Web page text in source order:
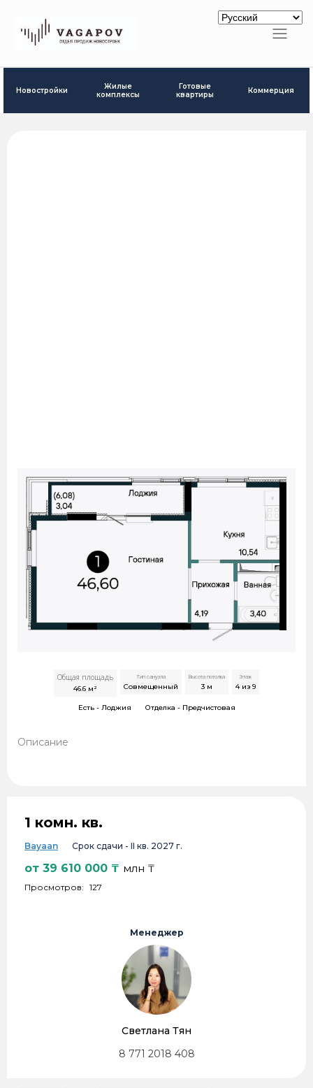
Новостройки
Жилые
комплексы
Готовые
квартиры
Коммерция
Общая площадь
46.6 м²
Тип санузла
Совмещенный
Высота потолка
3 м
Этаж
4 из 9
Есть - Лоджия Отделка - Предчистовая
Описание
1 комн. кв.
Bayaan Срок сдачи - II кв. 2027 г.
от 39 610 000 ₸ млн ₸
Просмотров: 127
Менеджер
Светлана Тян
8 771 2018 408